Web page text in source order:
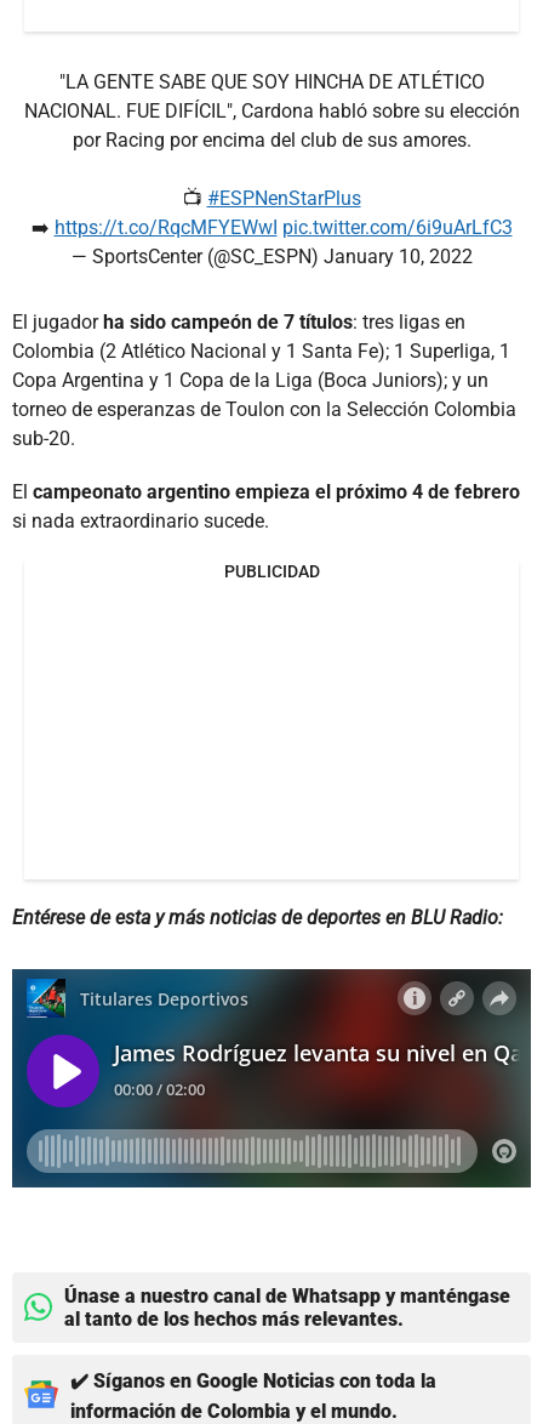
"LA GENTE SABE QUE SOY HINCHA DE ATLÉTICO
NACIONAL. FUE DIFÍCIL", Cardona habló sobre su elección
por Racing por encima del club de sus amores.
📺 #ESPNenStarPlus
➡️ https://t.co/RqcMFYEWwI pic.twitter.com/6i9uArLfC3
— SportsCenter (@SC_ESPN) January 10, 2022
El jugadorha sido campeón de 7 títulos: tres ligas en
Colombia (2 Atlético Nacional y 1 Santa Fe); 1 Superliga, 1
Copa Argentina y 1 Copa de la Liga (Boca Juniors); y un
torneo de esperanzas de Toulon con la Selección Colombia
sub-20.
El campeonato argentino empieza el próximo 4 de febrero
si nada extraordinario sucede.
PUBLICIDAD
Entérese de esta y más noticias de deportes en BLU Radio:
Únase a nuestro canal de Whatsapp y manténgase
al tanto de los hechos más relevantes.
✔️ Síganos en Google Noticias con toda la
información de Colombia y el mundo.